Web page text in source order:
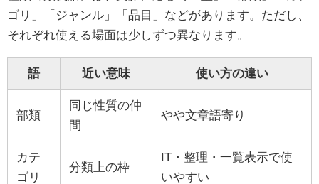
ゴリ」「ジャンル」「品目」などがあります。ただし、
それぞれ使える場面は少しずつ異なります。
語 近い意味 使い方の違い
部類
同じ性質の仲
間
やや文章語寄り
カテ
ゴリ
分類上の枠
IT・整理・一覧表示で使
いやすい